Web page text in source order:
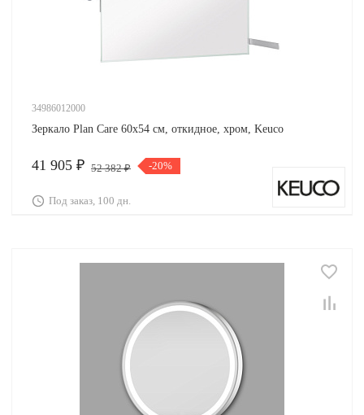
34986012000
Зеркало Plan Care 60х54 см, откидное, хром, Keuco
41 905 ₽ 52 382 ₽ -20%
Под заказ, 100 дн.